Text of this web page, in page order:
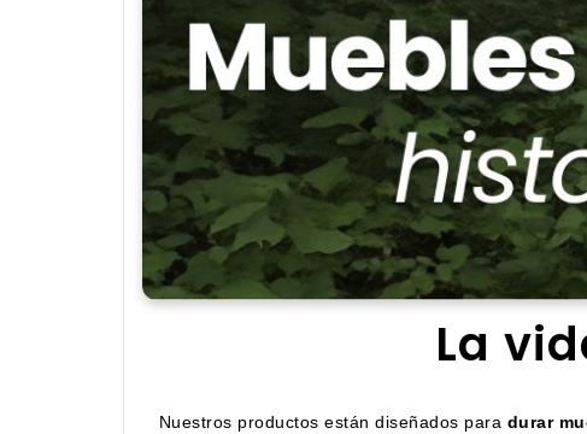
La
Nuestros productos están diseñados para durar